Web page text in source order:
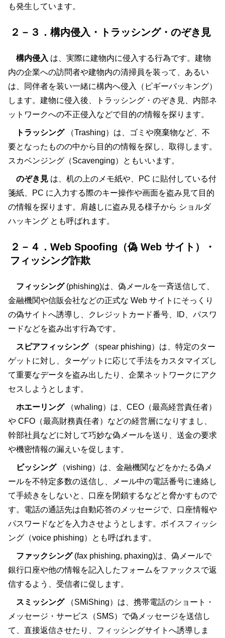
も発生しています。
２－３．構内侵入・トラッシング・のぞき見
構内侵入 は、実際に建物内に侵入する行為です。建物
内の企業への訪問者や建物内の清掃員を装って、あるい
は、同伴者を装い一緒に構内へ侵入（ピギーバッキング）
します。建物に侵入後、トラッシング・のぞき見、内部ネ
ットワークへの不正侵入などで目的の情報を探ります。
トラッシング
（Trashing）は、ゴミや廃棄物など、不
要となったものの中から目的の情報を探し、取得します。
スカベンジング（Scavenging）ともいいます。
のぞき見 は、机の上のメモ紙や、PC に貼付している付
箋紙、PC に入力する際のキー操作や画面を盗み見て目的
の情報を探ります。肩越しに盗み見る様子から ショルダ
ハッキング とも呼ばれます。
２－４．Web Spoofing（偽 Web サイト）・
フィッシング詐欺
フィッシング (phishing)は、偽メールを一斉送信して、
金融機関や信販会社などの正式な Web サイトにそっくり
の偽サイトへ誘導し、クレジットカード番号、ID、パスワ
ードなどを盗み出す行為です。
スピアフィッシング
（spear phishing）は、特定のター
ゲットに対し、ターゲットに応じて手法をカスタマイズし
て重要なデータを盗み出したり、企業ネットワークにアク
セスしようとします。
ホエーリング
（whaling）は、CEO（最高経営責任者）
や CFO（最高財務責任者）などの経営層になりすまし、
幹部社員などに対して巧妙な偽メールを送り、送金の要求
や機密情報の漏えいを促します。
ビッシング
（vishing）は、金融機関などをかたる偽メ
ールを不特定多数の送信し、メール中の電話番号に連絡し
て手続きをしないと、口座を閉鎖するなどと脅かすもので
す。電話の通話先は自動応答のメッセージで、口座情報や
パスワードなどを入力させようとします。ボイスフィッシ
ング（voice phishing）とも呼ばれます。
ファックシング (fax phishing, phaxing)は、偽メールで
銀行口座や他の情報を記入したフォームをファックスで返
信するよう、受信者に促します。
スミッシング
（SMiShing）は、携帯電話のショート・
メッセージ・サービス（SMS）で偽メッセージを送信し
て、直接返信させたり、フィッシングサイトへ誘導しま